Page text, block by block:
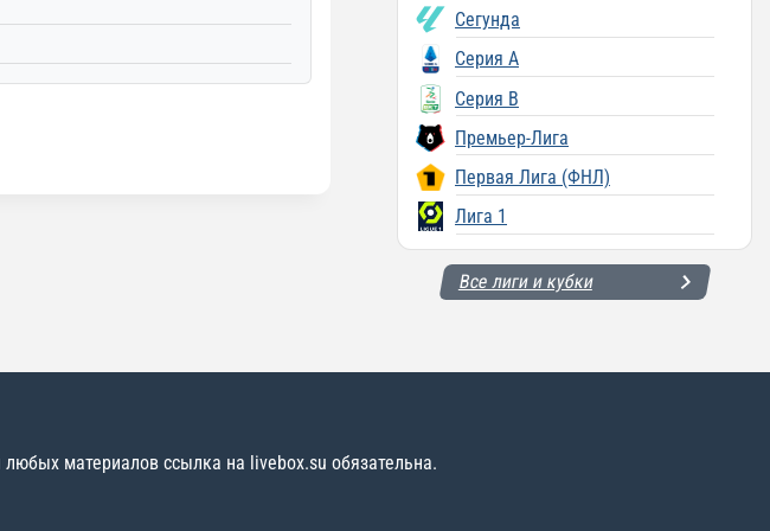
Сегунда
Серия A
Серия B
Премьер-Лига
Первая Лига (ФНЛ)
Лига 1
Все лиги и кубки
материалов ссылка на livebox.su обязательна.